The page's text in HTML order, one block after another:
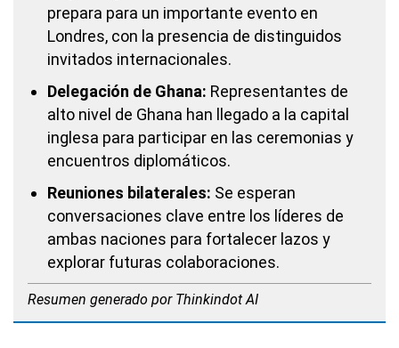
prepara para un importante evento en
Londres, con la presencia de distinguidos
invitados internacionales.
Delegación de Ghana: Representantes de
alto nivel de Ghana han llegado a la capital
inglesa para participar en las ceremonias y
encuentros diplomáticos.
Reuniones bilaterales: Se esperan
conversaciones clave entre los líderes de
ambas naciones para fortalecer lazos y
explorar futuras colaboraciones.
Resumen generado por Thinkindot AI